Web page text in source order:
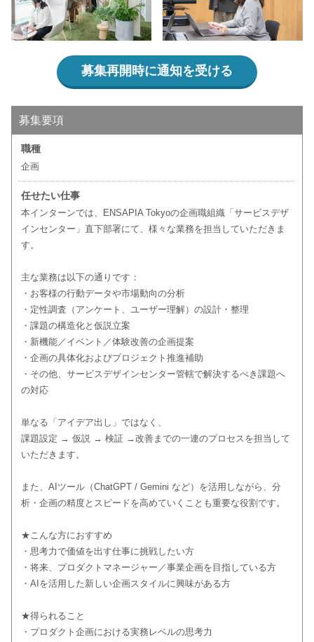
募集再開時に通知を受ける
募集要項
職種
企画
任せたい仕事
本インターンでは、ENSAPIA Tokyoの企画職組織「サービスデザ
インセンター」直下部署にて、様々な業務を担当していただきま
す。
主な業務は以下の通りです：
・お客様の行動データや市場動向の分析
・定性調査（アンケート、ユーザー理解）の設計・整理
・課題の構造化と仮説立案
・新機能／イベント／体験改善の企画提案
・企画の具体化およびプロジェクト推進補助
・その他、サービスデザインセンター管轄で解決するべき課題へ
の対応
単なる「アイデア出し」ではなく、
課題設定 → 仮説 → 検証 →改善までの一連のプロセスを担当して
いただきます。
また、AIツール（ChatGPT / Gemini など）を活用しながら、分
析・企画の精度とスピードを高めていくことも重要な役割です。
★こんな方におすすめ
・思考力で価値を出す仕事に挑戦したい方
・将来、プロダクトマネージャー／事業企画を目指している方
・AIを活用した新しい企画スタイルに興味がある方
★得られること
・プロダクト企画における実務レベルの思考力